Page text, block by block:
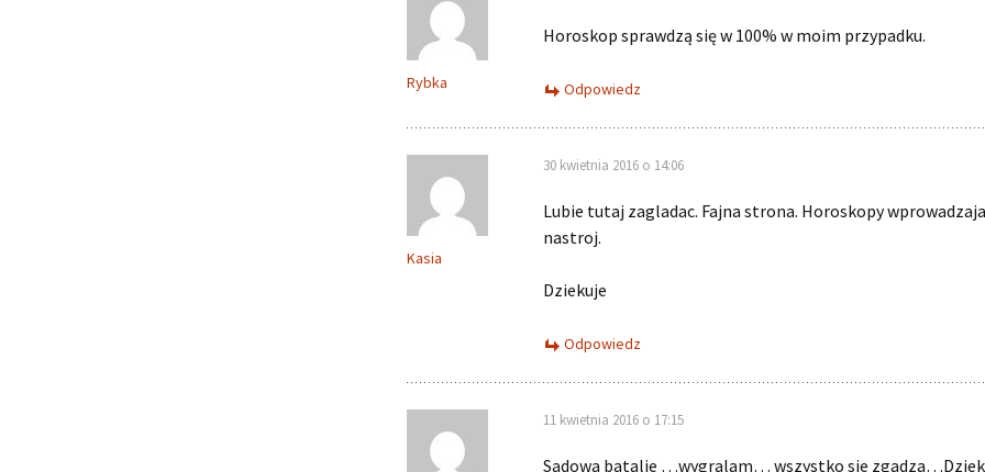
Rybka
Horoskop sprawdzą się w 100% w moim przypadku.
Odpowiedz
Kasia
30 kwietnia 2016 o 14:06
Lubie tutaj zagladac. Fajna strona. Horoskopy
nastroj.
Dziekuje
Odpowiedz
11 kwietnia 2016 o 17:15
Sadowa batalie …wygralam… wszystko sie